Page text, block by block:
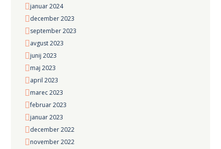
januar2024
december2023
september2023
avgust2023
junij 2023
maj 2023
april 2023
marec2023
februar2023
januar2023
december2022
november2022